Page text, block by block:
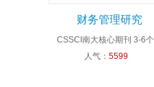
财务管理研究
CSSCI南大核心期刊 3-6个
人气： 5599